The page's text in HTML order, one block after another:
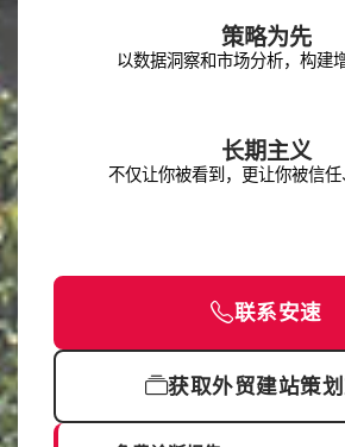
策略为先
以数据洞察和市场分析，构建
长期主义
不仅让你被看到，更让你被信任
联系安速
获取外贸建站策